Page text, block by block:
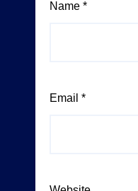
Name *
Email *